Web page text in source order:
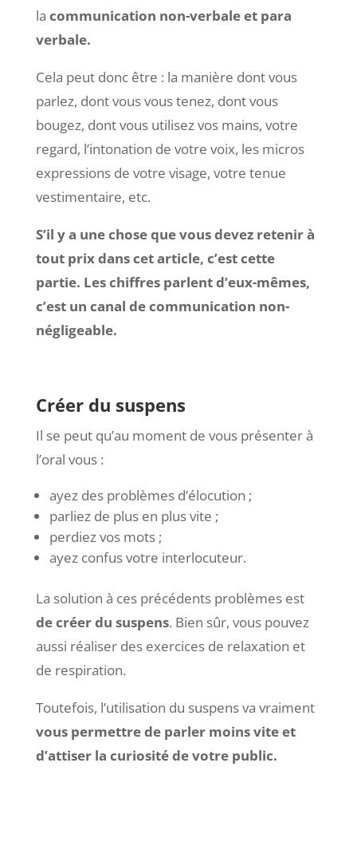
la communication non-verbale et para
verbale.
Cela peut donc être : la manière dont vous
parlez, dont vous vous tenez, dont vous
bougez, dont vous utilisez vos mains, votre
regard, l’intonation de votre voix, les micros
expressions de votre visage, votre tenue
vestimentaire, etc.
S’il y a une chose que vous devez retenir à
tout prix dans cet article, c’est cette
partie. Les chiffres parlent d’eux-mêmes,
c’est un canal de communication non-
négligeable.
Créer du suspens
Il se peut qu’au moment de vous présenter à
l’oral vous :
ayez des problèmes d’élocution ;
parliez de plus en plus vite ;
perdiez vos mots ;
ayez confus votre interlocuteur.
La solution à ces précédents problèmes est
de créer du suspens. Bien sûr, vous pouvez
aussi réaliser des exercices de relaxation et
de respiration.
Toutefois, l’utilisation du suspens va vraiment
vous permettre de parler moins vite et
d’attiser la curiosité de votre public.